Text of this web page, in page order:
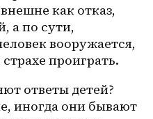
как отказ,
по сути,
вооружается,
проиграть.
ответы детей?
иногда они бывают